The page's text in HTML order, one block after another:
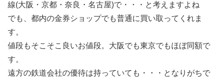
線(大阪・京都・奈良・名古屋)で・・・と考えますよね
でも、都内の金券ショップでも普通に買い取ってくれま
す。
値段もそこそこ良いお値段。大阪でも東京でもほぼ同額で
す。
遠方の鉄道会社の優待は持っていても・・・となりがちで